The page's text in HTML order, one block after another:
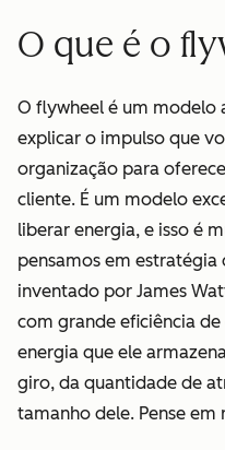
O que é o
O flywheel é um modelo
explicar o impulso que
organização para
cliente. É um modelo
liberar energia, e isso é
pensamos em
inventado por James
com grande eficiência
energia que ele
giro, da quantidade de
tamanho dele. Pense